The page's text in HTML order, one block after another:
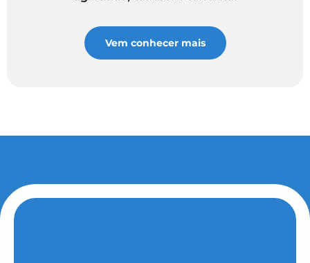
Vem conhecer mais